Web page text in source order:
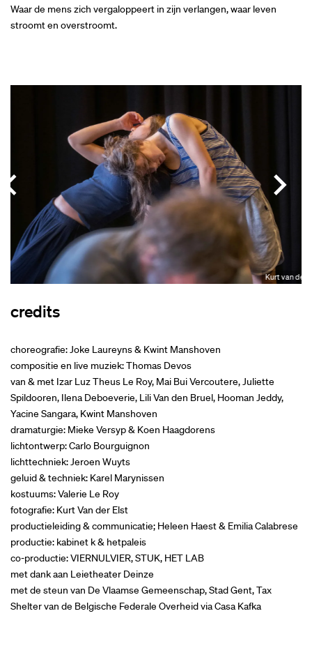
Waar de mens zich vergaloppeert in zijn verlangen, waar leven
stroomt en overstroomt.
Kurt van der
credits
choreografie: Joke Laureyns & Kwint Manshoven
compositie en live muziek: Thomas Devos
van & met Izar Luz Theus Le Roy, Mai Bui Vercoutere, Juliette
Spildooren, Ilena Deboeverie, Lili Van den Bruel, Hooman Jeddy,
Yacine Sangara, Kwint Manshoven
dramaturgie: Mieke Versyp & Koen Haagdorens
lichtontwerp: Carlo Bourguignon
lichttechniek: Jeroen Wuyts
geluid & techniek: Karel Marynissen
kostuums: Valerie Le Roy
fotografie: Kurt Van der Elst
productieleiding & communicatie; Heleen Haest & Emilia Calabrese
productie: kabinet k & hetpaleis
co-productie: VIERNULVIER, STUK, HET LAB
met dank aan Leietheater Deinze
met de steun van De Vlaamse Gemeenschap, Stad Gent, Tax
Shelter van de Belgische Federale Overheid via Casa Kafka